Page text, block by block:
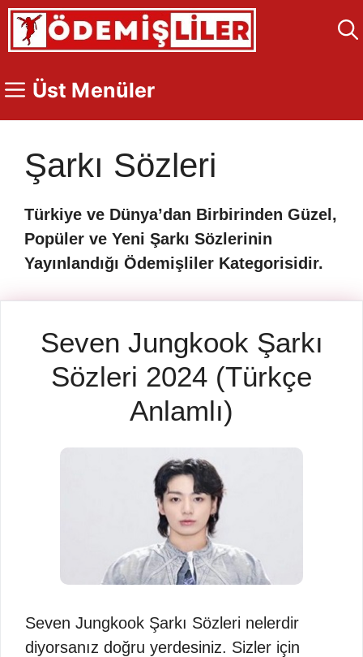
İçeriğe
atla
Üst Menüler
Şarkı Sözleri
Türkiye ve Dünya’dan Birbirinden Güzel,
Popüler ve Yeni Şarkı Sözlerinin
Yayınlandığı Ödemişliler Kategorisidir.
Seven Jungkook Şarkı
Sözleri 2024 (Türkçe
Anlamlı)
Seven Jungkook Şarkı Sözleri nelerdir
diyorsanız doğru yerdesiniz. Sizler için